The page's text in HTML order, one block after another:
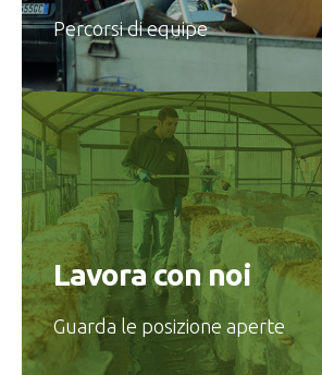
Percorsi di equipe
Lavora con noi
Guarda le posizione aperte